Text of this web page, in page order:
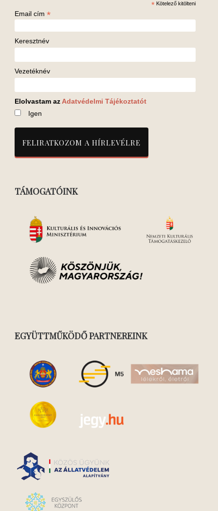
* Kötelező kitölteni
Email cím *
Keresztnév
Vezetéknév
Elolvastam az Adatvédelmi Tájékoztatót
Igen
TÁMOGATÓINK
EGYÜTTMŰKÖDŐ PARTNEREINK